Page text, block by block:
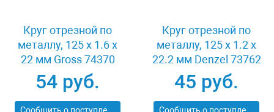
Круг отрезной по
металлу, 125 х 1.6 х
22 мм Gross 74370
54 руб.
Круг отрезной по
металлу, 125 х 1.2 х
22.2 мм Denzel 73762
45 руб.